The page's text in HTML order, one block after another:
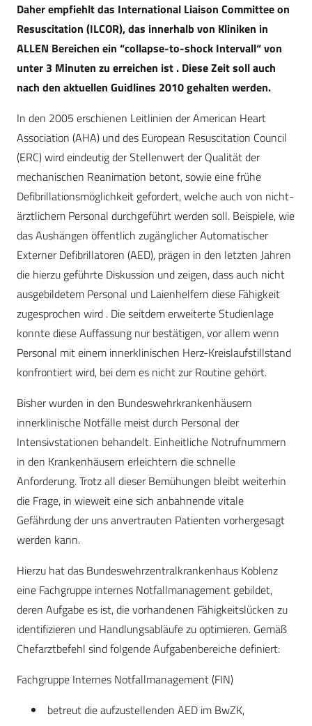
Daher empfiehlt das International Liaison Committee on
Resuscitation (ILCOR), das innerhalb von Kliniken in
ALLEN Bereichen ein “collapse-to-shock Intervall“ von
unter 3 Minuten zu erreichen ist . Diese Zeit soll auch
nach den aktuellen Guidlines 2010 gehalten werden.
In den 2005 erschienen Leitlinien der American Heart
Association (AHA) und des European Resuscitation Council
(ERC) wird eindeutig der Stellenwert der Qualität der
mechanischen Reanimation betont, sowie eine frühe
Defibrillationsmöglichkeit gefordert, welche auch von nicht-
ärztlichem Personal durchgeführt werden soll. Beispiele, wie
das Aushängen öffentlich zugänglicher Automatischer
Externer Defibrillatoren (AED), prägen in den letzten Jahren
die hierzu geführte Diskussion und zeigen, dass auch nicht
ausgebildetem Personal und Laienhelfern diese Fähigkeit
zugesprochen wird . Die seitdem erweiterte Studienlage
konnte diese Auffassung nur bestätigen, vor allem wenn
Personal mit einem innerklinischen Herz-Kreislaufstillstand
konfrontiert wird, bei dem es nicht zur Routine gehört.
Bisher wurden in den Bundeswehrkrankenhäusern
innerklinische Notfälle meist durch Personal der
Intensivstationen behandelt. Einheitliche Notrufnummern
in den Krankenhäusern erleichtern die schnelle
Anforderung. Trotz all dieser Bemühungen bleibt weiterhin
die Frage, in wieweit eine sich anbahnende vitale
Gefährdung der uns anvertrauten Patienten vorhergesagt
werden kann.
Hierzu hat das Bundeswehrzentralkrankenhaus Koblenz
eine Fachgruppe internes Notfallmanagement gebildet,
deren Aufgabe es ist, die vorhandenen Fähigkeitslücken zu
identifizieren und Handlungsabläufe zu optimieren. Gemäß
Chefarztbefehl sind folgende Aufgabenbereiche definiert:
Fachgruppe Internes Notfallmanagement (FIN)
betreut die aufzustellenden AED im BwZK,